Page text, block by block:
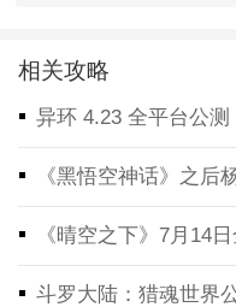
相关攻略
异环 4.23 全平台公
《黑悟空神话》之后
《晴空之下》7月14
斗罗大陆：猎魂世界